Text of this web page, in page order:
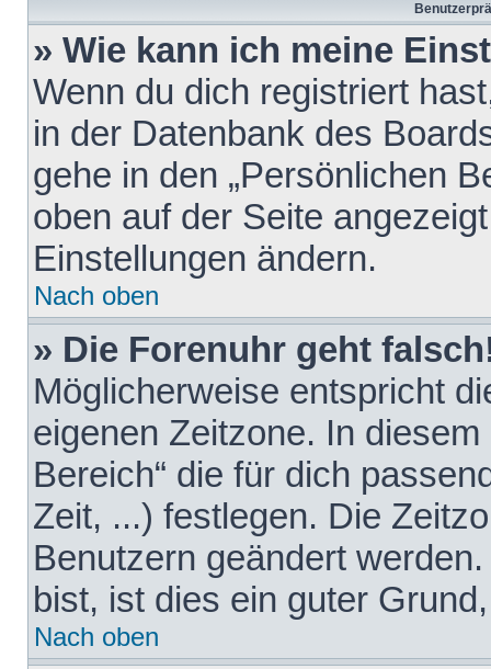
» Wie kann ich meine
Wenn du dich registriert
in der Datenbank des
gehe in den „Persönlichen
oben auf der Seite
Einstellungen ändern.
Nach oben
» Die Forenuhr geht
Möglicherweise entspricht
eigenen Zeitzone. In
Bereich“ die für dich
Zeit, ...) festlegen. Die
Benutzern geändert
bist, ist dies ein guter
Nach oben